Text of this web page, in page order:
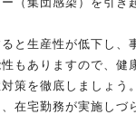
と生産性が低下し、
もありますので、健
策を徹底しましょう。
在宅勤務が実施しづ